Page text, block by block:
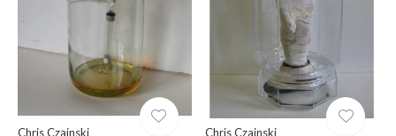
Chris Czainski Chris Czainski